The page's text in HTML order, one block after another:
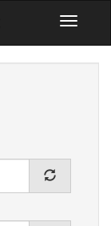
Toggle